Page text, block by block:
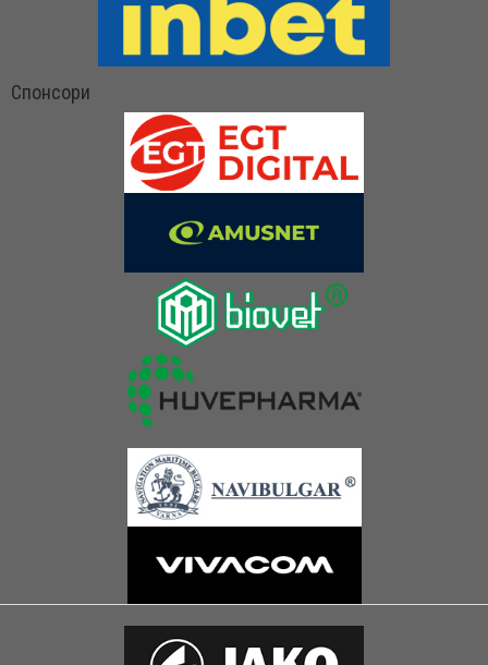
Спонсори